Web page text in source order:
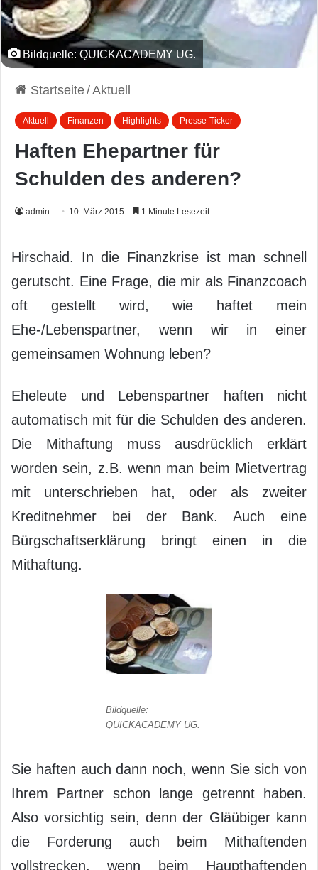
Bildquelle: QUICKACADEMY UG.
Startseite/Aktuell
Aktuell Finanzen Highlights Presse-Ticker
Haften Ehepartner für
Schulden des anderen?
admin 10. März 2015 1 Minute Lesezeit
Hirschaid. In die Finanzkrise ist man schnell
gerutscht. Eine Frage, die mir als Finanzcoach
oft gestellt wird, wie haftet mein
Ehe-/Lebenspartner, wenn wir in einer
gemeinsamen Wohnung leben?
Eheleute und Lebenspartner haften nicht
automatisch mit für die Schulden des anderen.
Die Mithaftung muss ausdrücklich erklärt
worden sein, z.B. wenn man beim Mietvertrag
mit unterschrieben hat, oder als zweiter
Kreditnehmer bei der Bank. Auch eine
Bürgschaftserklärung bringt einen in die
Mithaftung.
Bildquelle:
QUICKACADEMY UG.
Sie haften auch dann noch, wenn Sie sich von
Ihrem Partner schon lange getrennt haben.
Also vorsichtig sein, denn der Gläübiger kann
die Forderung auch beim Mithaftenden
vollstrecken, wenn beim Haupthaftenden